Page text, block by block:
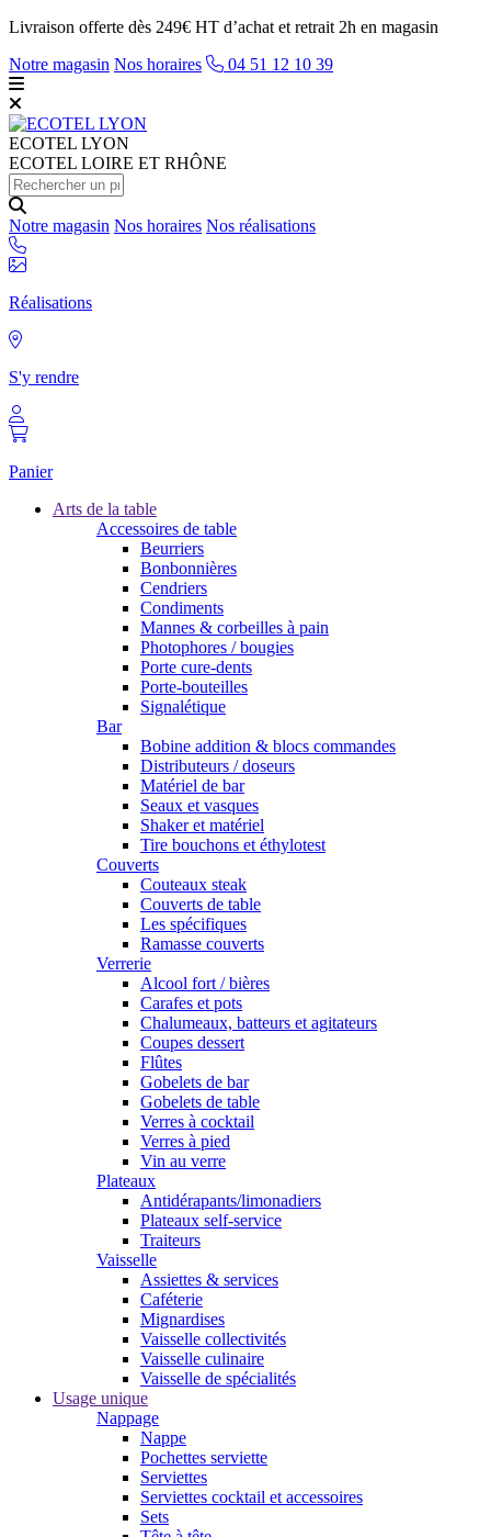
Livraison offerte dès 249€ HT d’achat et retrait 2h en magasin
Notre magasin Nos horaires 04 51 12 10 39
ECOTEL LYON
ECOTEL LOIRE ET RHÔNE
Notre magasin Nos horaires Nos réalisations
Réalisations
S'y rendre
Panier
Arts de la table
Accessoires de table
Beurriers
Bonbonnières
Cendriers
Condiments
Mannes & corbeilles à pain
Photophores / bougies
Porte cure-dents
Porte-bouteilles
Signalétique
Bar
Bobine addition & blocs commandes
Distributeurs / doseurs
Matériel de bar
Seaux et vasques
Shaker et matériel
Tire bouchons et éthylotest
Couverts
Couteaux steak
Couverts de table
Les spécifiques
Ramasse couverts
Verrerie
Alcool fort / bières
Carafes et pots
Chalumeaux, batteurs et agitateurs
Coupes dessert
Flûtes
Gobelets de bar
Gobelets de table
Verres à cocktail
Verres à pied
Vin au verre
Plateaux
Antidérapants/limonadiers
Plateaux self-service
Traiteurs
Vaisselle
Assiettes & services
Caféterie
Mignardises
Vaisselle collectivités
Vaisselle culinaire
Vaisselle de spécialités
Usage unique
Nappage
Nappe
Pochettes serviette
Serviettes
Serviettes cocktail et accessoires
Sets